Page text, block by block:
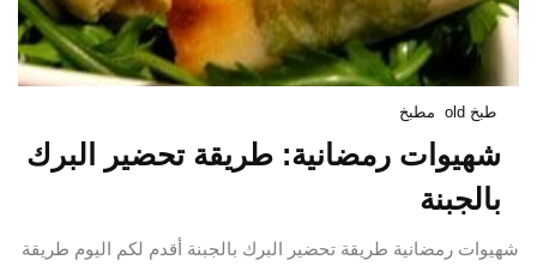
طبخ old مطبخ
شهيوات رمضانية: طريقة تحضير البرك
بالجبنة
شهيوات رمضانية طريقة تحضير البرك بالجبنة أقدم لكم اليوم طريقة